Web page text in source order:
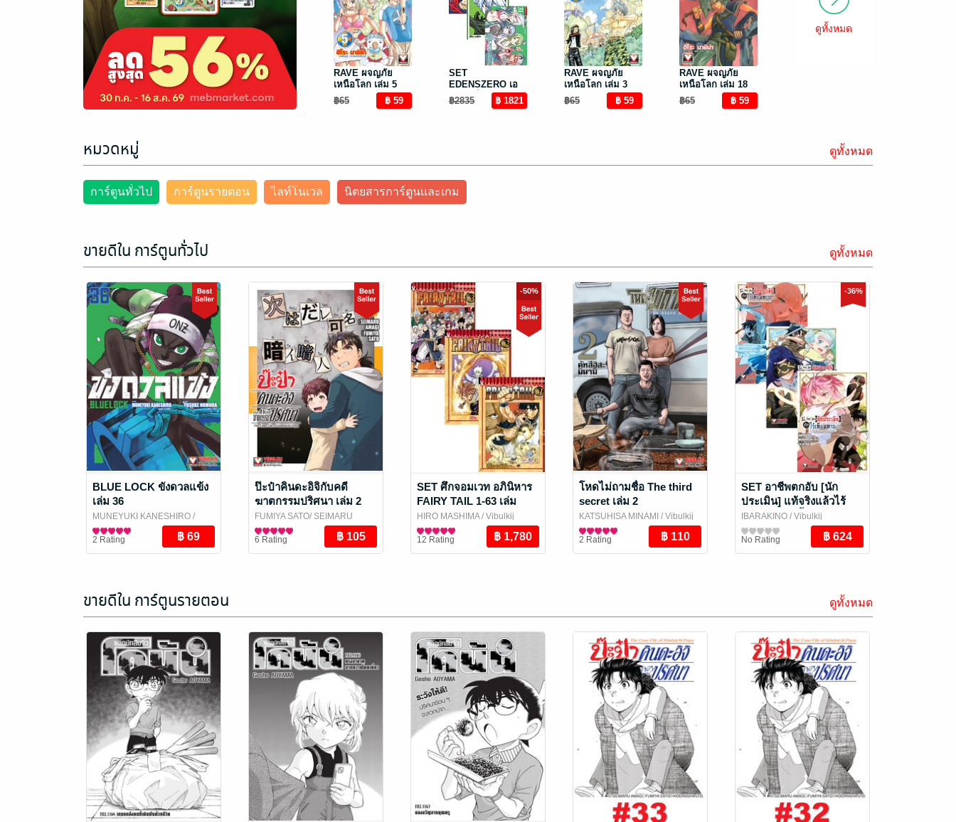
RAVE ผจญภัย
เหนือโลก เล่ม 5
฿65
SET
EDENSZERO เอ
เดนส์ซีโร่ เล่ม 1 -
33 (จบ)
฿2835
RAVE ผจญภัย
เหนือโลก เล่ม 3
฿65
RAVE ผจญภัย
เหนือโลก เล่ม 18
฿65
ดูทั้งหมด
หมวดหมู่ ดูทั้งหมด
การ์ตูนทั่วไป การ์ตูนรายตอน ไลท์โนเวล นิตยสารการ์ตูนและเกม
ขายดีใน การ์ตูนทั่วไป ดูทั้งหมด
BLUE LOCK ขังดวลแข้ง
เล่ม 36
MUNEYUKI KANESHIRO /
Vibulkij Publishing
การ์ตูนทั่วไป
2 Rating
ป๊ะป๋าคินดะอิจิกับคดี
ฆาตกรรมปริศนา เล่ม 2
FUMIYA SATO/ SEIMARU
AMAGI/ Vibulkij Publishing
การ์ตูนทั่วไป
6 Rating
-50%
SET ศึกจอมเวท อภินิหาร
FAIRY TAIL 1-63 เล่ม
(จบ)
HIRO MASHIMA/ Vibulkij
Publishing
การ์ตูนทั่วไป
12 Rating
โหดไม่ถามชื่อ The third
secret เล่ม 2
KATSUHISA MINAMI / Vibulkij
Publishing
การ์ตูนทั่วไป
2 Rating
-36%
SET อาชีพตกอับ [นัก
ประเมิน] แท้จริงแล้วไร้
เทียมทานซะงั้น ~ได้รับ
[เนตรเทวะ] อันสุดยอดมา
ซะอย่างนั้น~ เล่ม 1-7 (จบ)
IBARAKINO / Vibulkij
Publishing
การ์ตูนทั่วไป
No Rating
ขายดีใน การ์ตูนรายตอน ดูทั้งหมด